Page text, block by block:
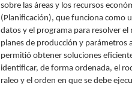
sobre las áreas y los recursos
(Planificación), que funciona como
datos y el programa para resolver el
planes de producción y parámetros
permitió obtener soluciones
identificar, de forma ordenada, el
raleo y el orden en que se debe